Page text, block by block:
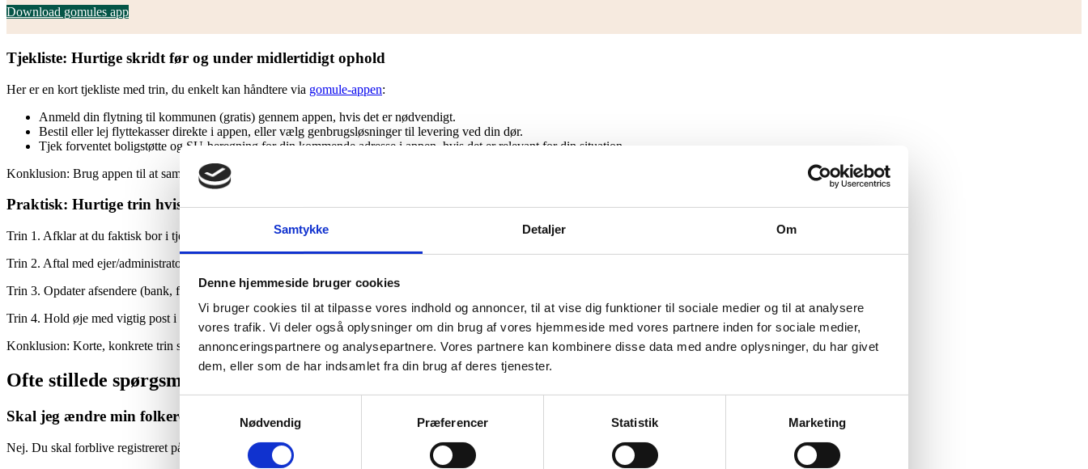
Samtykke Detaljer Om
Denne hjemmeside bruger cookies
Vi bruger cookies til at tilpasse vores indhold og annoncer, til at vise dig funktioner til sociale medier og til at analysere
vores trafik. Vi deler også oplysninger om din brug af vores hjemmeside med vores partnere inden for sociale medier,
annonceringspartnere og analysepartnere. Vores partnere kan kombinere disse data med andre oplysninger, du har givet
dem, eller som de har indsamlet fra din brug af deres tjenester.
Nødvendig
Præferencer Statistik Marketing
Download gomules app
Tjekliste: Hurtige skridt før og under midlertidigt ophold
Her er en kort tjekliste med trin, du enkelt kan håndtere via gomule-appen:
Anmeld din flytning til kommunen (gratis) gennem appen, hvis det er nødvendigt.
Bestil eller lej flyttekasser direkte i appen, eller vælg genbrugsløsninger til levering ved din dør.
Tjek forventet boligstøtte og SU-beregning for din kommende adresse i appen, hvis det er relevant for din situation.
Konklusion: Brug appen til at samle de administrative opgaver og få overblik uden ekstra besvær.
Praktisk: Hurtige trin hvis du vil bruge c/o-adresse
Trin 1. Afklar at du faktisk bor i tjenesteboligen — c/o er kun tilladt ved reel tilstedeværelse.
Trin 2. Aftal med ejer/administrator at din post må afleveres via en c/o-adresse.
Trin 3. Opdater afsendere (bank, forsikring, abonnementer) med din c/o-adresse og evt. periode.
Trin 4. Hold øje med vigtig post i starten — ret hurtigt hvis noget går galt.
Konklusion: Korte, konkrete trin sikrer at post følger dig uden at ændre CPR-adressen.
Ofte stillede spørgsmål om Adresseflytning ved midlertidigt ophold i tjenestebolig (FAQ)
Skal jeg ændre min folkeregisteradresse ved midlertidigt ophold i en tjenestebolig?
Nej. Du skal forblive registreret på din faste bopæl i CPR under midlertidige ophold, medmindre opholdet er permanent eller opfylder kriterierne for flytning i CPR.